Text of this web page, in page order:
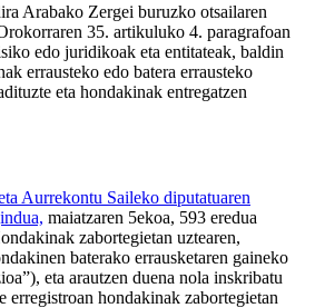
Arabako Zergei buruzko otsailaren
35. artikuluko 4. paragrafoan
edo juridikoak eta entitateak, baldin
errausteko edo batera errausteko
eta hondakinak entregatzen
Aurrekontu Saileko diputatuaren
maiatzaren 5ekoa, 593 eredua
zabortegietan uztearen,
baterako errausketaren gaineko
eta arautzen duena nola inskribatu
erregistroan hondakinak zabortegietan